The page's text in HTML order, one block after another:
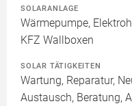
SOLARANLAGE
Wärmepumpe,
KFZ Wallboxen
SOLAR TÄTIGKEITEN
Wartung, Reparatur,
Austausch, Beratung,